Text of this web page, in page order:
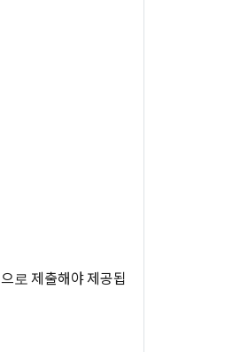
으로 제출해야 제공됩